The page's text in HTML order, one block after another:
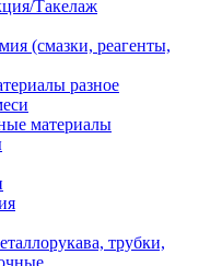
Такелаж
(смазки, реагенты,
разное
материалы
трубки,